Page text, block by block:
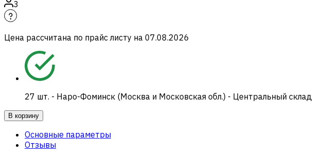
3
Цена рассчитана по прайс листу на 07.08.2026
27 шт. - Наро-Фоминск (Москва и Московская обл.) - Центральный склад
В корзину
Основные параметры
Отзывы